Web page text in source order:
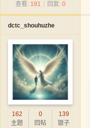
北
查看: 191 回复: 0
dctc_shouhuzhe
162
主题
0
回帖
139
银子